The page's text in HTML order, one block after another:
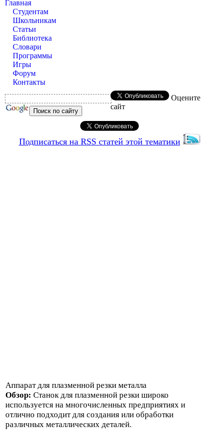
Главная
Студентам
Школьникам
Статьи
Библиотека
Словари
Программы
Игры
Форум
Контакты
Оцените
сайт
Подписаться на RSS статей этой тематики
Аппарат для плазменной резки металла
Обзор: Станок для плазменной резки широко
используется на многочисленных предприятиях и
отлично подходит для создания или обработки
различных металлических деталей.